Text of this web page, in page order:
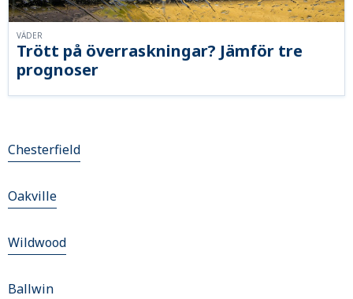
Trött på överraskningar? Jämför tre
prognoser
VÄDER
Chesterfield
Oakville
Wildwood
Ballwin